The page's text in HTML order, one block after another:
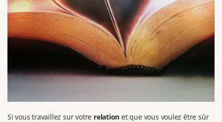
Si vous travaillez sur votre relation et que vous voulez être sûr